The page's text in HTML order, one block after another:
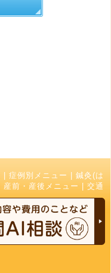
症例別メニュー
鍼灸(は
産前・産後メニュー
交通
でお探しの方はなかお
All Right Reserved.